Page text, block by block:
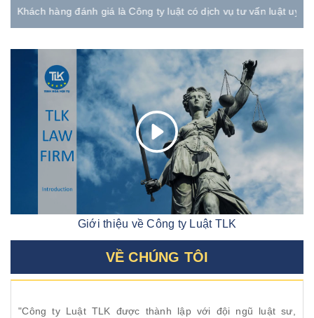
đánh giá là Công ty luật có dịch vụ tư vấn luật uy tín, nhanh
Giới thiệu về Công ty Luật TLK
VỀ CHÚNG TÔI
"Công ty Luật TLK được thành lập với đội ngũ luật sư,